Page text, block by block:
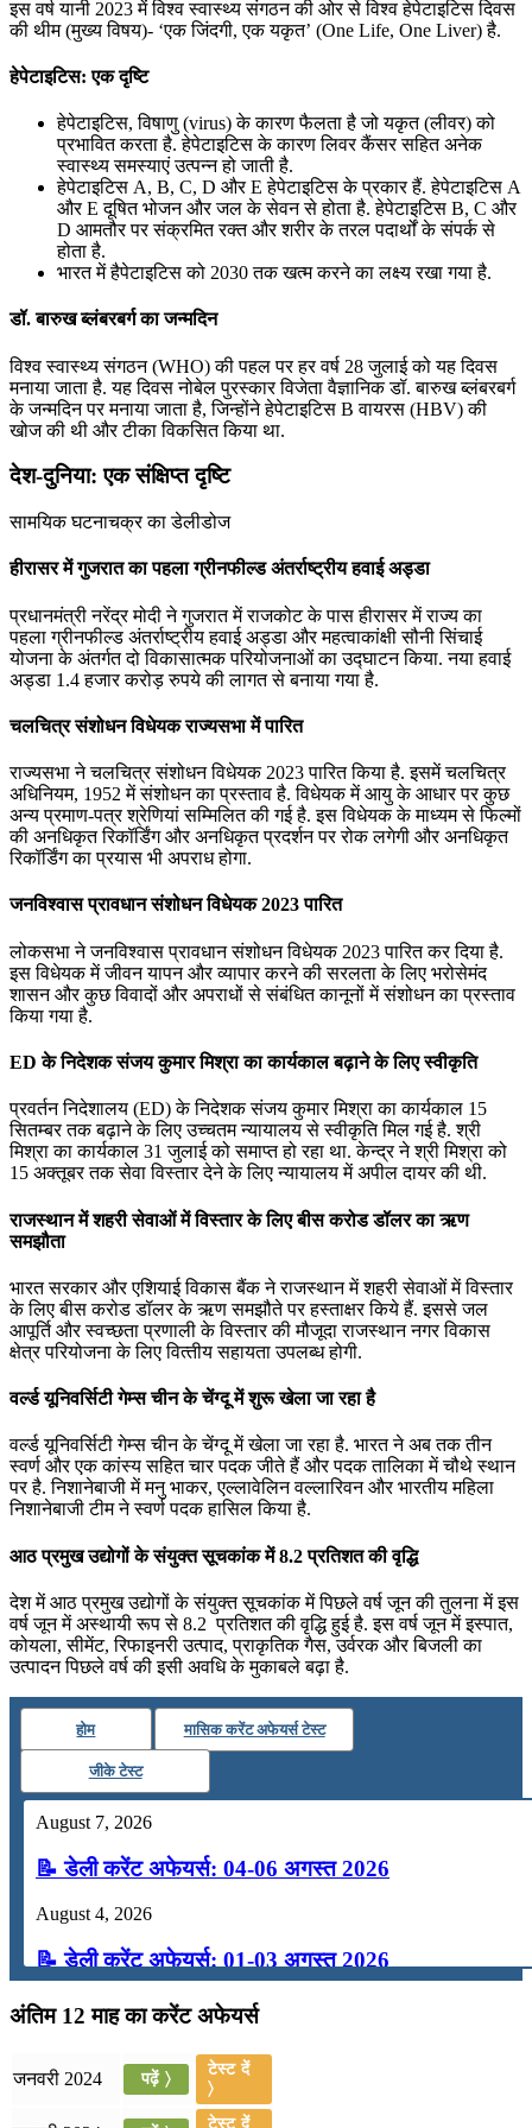
इस वर्ष यानी 2023 में विश्व स्वास्थ्य संगठन की ओर से विश्व हेपेटाइटिस दिवस
की थीम (मुख्य विषय)- ‘एक जिंदगी, एक यकृत’ (One Life, One Liver) है.
हेपेटाइटिस: एक दृष्टि
हेपेटाइटिस, विषाणु (virus) के कारण फैलता है जो यकृत (लीवर) को
प्रभावित करता है. हेपेटाइटिस के कारण लिवर कैंसर सहित अनेक
स्वास्थ्य समस्याएं उत्‍पन्‍न हो जाती है.
हेपेटाइटिस A, B, C, D और E हेपेटाइटिस के प्रकार हैं. हेपेटाइटिस A
और E दूषित भोजन और जल के सेवन से होता है. हेपेटाइटिस B, C और
D आमतौर पर संक्रमित रक्त और शरीर के तरल पदार्थों के संपर्क से
होता है.
भारत में हैपेटाइटिस को 2030 तक खत्म करने का लक्ष्य रखा गया है.
डॉ. बारुख ब्लंबरबर्ग का जन्मदिन
विश्व स्वास्थ्य संगठन (WHO) की पहल पर हर वर्ष 28 जुलाई को यह दिवस
मनाया जाता है. यह दिवस नोबेल पुरस्कार विजेता वैज्ञानिक डॉ. बारुख ब्लंबरबर्ग
के जन्मदिन पर मनाया जाता है, जिन्होंने हेपेटाइटिस B वायरस (HBV) की
खोज की थी और टीका विकसित किया था.
देश-दुनिया: एक संक्षिप्त दृष्टि
सामयिक घटनाचक्र का डेलीडोज
हीरासर में गुजरात का पहला ग्रीनफील्ड अंतर्राष्ट्रीय हवाई अड्डा
प्रधानमंत्री नरेंद्र मोदी ने गुजरात में राजकोट के पास हीरासर में राज्य का
पहला ग्रीनफील्ड अंतर्राष्ट्रीय हवाई अड्डा और महत्वाकांक्षी सौनी सिंचाई
योजना के अंतर्गत दो विकासात्मक परियोजनाओं का उद्घाटन किया. नया हवाई
अड्डा 1.4 हजार करोड़ रुपये की लागत से बनाया गया है.
चलचित्र संशोधन विधेयक राज्‍यसभा में पारित
राज्‍यसभा ने चलचित्र संशोधन विधेयक 2023 पारित किया है. इसमें चलचित्र
अधिनियम, 1952 में संशोधन का प्रस्ताव है. विधेयक में आयु के आधार पर कुछ
अन्‍य प्रमाण-पत्र श्रेणियां सम्मिलित की गई है. इस विधेयक के माध्यम से फिल्मों
की अनधिकृत रिकॉर्डिंग और अनधिकृत प्रदर्शन पर रोक लगेगी और अनधिकृत
रिकॉर्डिंग का प्रयास भी अपराध होगा.
जनविश्‍वास प्रावधान संशोधन विधेयक 2023 पारित
लोकसभा ने जनविश्‍वास प्रावधान संशोधन विधेयक 2023 पारित कर दिया है.
इस विधेयक में जीवन यापन और व्यापार करने की सरलता के लिए भरोसेमंद
शासन और कुछ विवादों और अपराधों से संबंधित कानूनों में संशोधन का प्रस्ताव
किया गया है.
ED के निदेशक संजय कुमार मिश्रा का कार्यकाल बढ़ाने के लिए स्‍वीकृति
प्रवर्तन निदेशालय (ED) के निदेशक संजय कुमार मिश्रा का कार्यकाल 15
सितम्‍बर तक बढ़ाने के लिए उच्‍चतम न्‍यायालय से स्‍वीकृति मिल गई है. श्री
मिश्रा का कार्यकाल 31 जुलाई को समाप्‍त हो रहा था. केन्‍द्र ने श्री मिश्रा को
15 अक्तूबर तक सेवा विस्‍तार देने के लिए न्‍यायालय में अपील दायर की थी.
राजस्‍थान में शहरी सेवाओं में विस्तार के लिए बीस करोड डॉलर का ऋण
समझौता
भारत सरकार और एशियाई विकास बैंक ने राजस्‍थान में शहरी सेवाओं में विस्‍तार
के लिए बीस करोड डॉलर के ऋण समझौते पर हस्ताक्षर किये हैं. इससे जल
आपूर्ति और स्‍वच्‍छता प्रणाली के विस्‍तार की मौजूदा राजस्‍थान नगर विकास
क्षेत्र परियोजना के लिए वि‍त्‍तीय सहायता उपलब्‍ध होगी.
वर्ल्‍ड यूनिवर्सिटी गेम्‍स चीन के चेंग्दू में शुरू खेला जा रहा है
वर्ल्‍ड यूनिवर्सिटी गेम्‍स चीन के चेंग्दू में खेला जा रहा है. भारत ने अब तक तीन
स्वर्ण और एक कांस्य सहित चार पदक जीते हैं और पदक तालिका में चौथे स्थान
पर है. निशानेबाजी में मनु भाकर, एल्‍लावेलिन वल्‍लारिवन और भारतीय महिला
निशानेबाजी टीम ने स्‍वर्ण पदक हासिल किया है.
आठ प्रमुख उद्योगों के संयुक्त सूचकांक में 8.2 प्रतिशत की वृद्धि
देश में आठ प्रमुख उद्योगों के संयुक्त सूचकांक में पिछले वर्ष जून की तुलना में इस
वर्ष जून में अस्थायी रूप से 8.2 प्रतिशत की वृद्धि हुई है. इस वर्ष जून में इस्पात,
कोयला, सीमेंट, रिफाइनरी उत्पाद, प्राकृतिक गैस, उर्वरक और बिजली का
उत्पादन पिछले वर्ष की इसी अवधि के मुकाबले बढ़ा है.
होम मासिक करेंट अफेयर्स टेस्ट
जीके टेस्ट
August 7, 2026
📝 डेली करेंट अफेयर्स: 04-06 अगस्त 2026
August 4, 2026
📝 डेली करेंट अफेयर्स: 01-03 अगस्त 2026
July 31, 2026
📝 डेली करेंट अफेयर्स: 28-31 जुलाई 2026
July 28, 2026
अंतिम 12 माह का करेंट अफेयर्स
जनवरी 2024 पढ़ें 〉
टेस्ट दें
〉
टेस्ट दें